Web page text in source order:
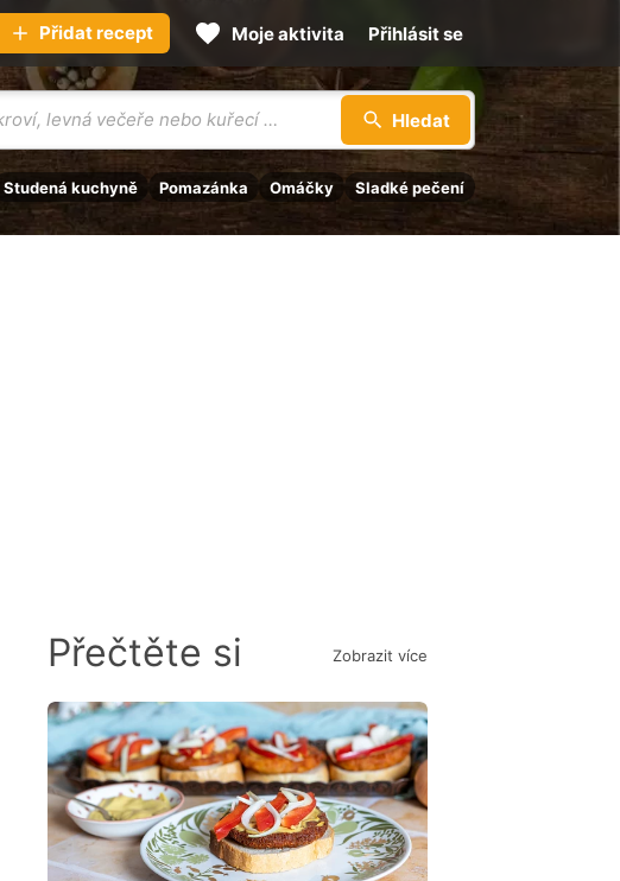
Hledat
Studená kuchyně Pomazánka Omáčky Sladké pečení
Přidat recept Moje aktivita Přihlásit se
Přečtěte si Zobrazit více